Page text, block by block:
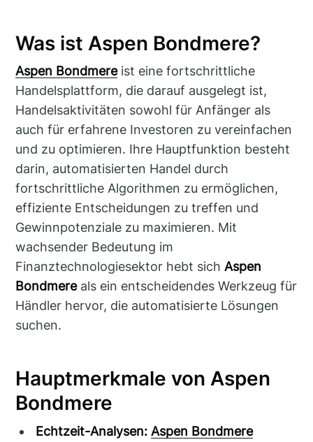
Was ist Aspen Bondmere?
Aspen Bondmereist eine fortschrittliche
Handelsplattform, die darauf ausgelegt ist,
Handelsaktivitäten sowohl für Anfänger als
auch für erfahrene Investoren zu vereinfachen
und zu optimieren. Ihre Hauptfunktion besteht
darin, automatisierten Handel durch
fortschrittliche Algorithmen zu ermöglichen,
effiziente Entscheidungen zu treffen und
Gewinnpotenziale zu maximieren. Mit
wachsender Bedeutung im
Finanztechnologiesektor hebt sichAspen
Bondmereals ein entscheidendes Werkzeug für
Händler hervor, die automatisierte Lösungen
suchen.
Hauptmerkmale von Aspen
Bondmere
Echtzeit-Analysen: Aspen Bondmere